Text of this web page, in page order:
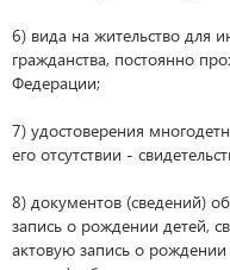
6) вида на жительство для
гражданства, постоянно
Федерации;
7) удостоверения
его отсутствии -
8) документов (сведений)
запись о рождении детей,
актовую запись о